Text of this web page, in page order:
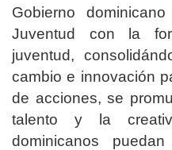
Gobierno
Juventud con la
juventud,
cambio e innovación
de acciones, se
talento y la
dominicanos